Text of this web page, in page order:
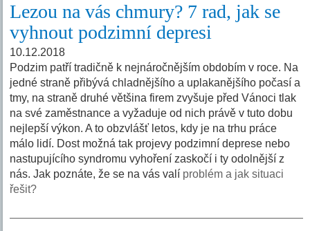
Lezou na vás chmury? 7 rad, jak se
vyhnout podzimní depresi
10.12.2018
Podzim patří tradičně k nejnáročnějším obdobím v roce. Na
jedné straně přibývá chladnějšího a uplakanějšího počasí a
tmy, na straně druhé většina firem zvyšuje před Vánoci tlak
na své zaměstnance a vyžaduje od nich právě v tuto dobu
nejlepší výkon. A to obzvlášť letos, kdy je na trhu práce
málo lidí. Dost možná tak projevy podzimní deprese nebo
nastupujícího syndromu vyhoření zaskočí i ty odolnější z
nás. Jak poznáte, že se na vás valí problém a jak situaci
řešit?